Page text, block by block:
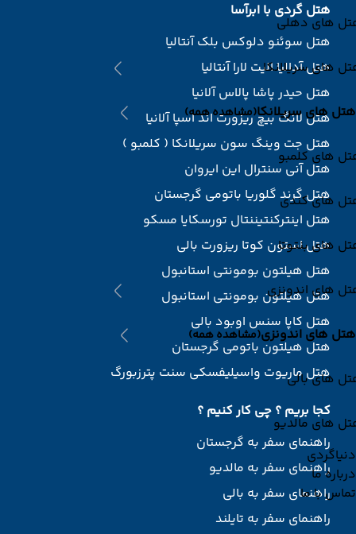
های دهلی
های سریلانکا
هتل های سریلانکا(مشاهده همه)
های کلمبو
های کندی
های بنتوتا
های اندونزی
هتل های اندونزی(مشاهده همه)
های بالی
های مالدیو
دنیاگردی
درباره ما
تماس با ما
هتل گردی با ابرآسا
هتل سوئنو دلوکس بلک آنتالیا
هتل آدالیا الیت لارا آنتالیا
هتل حیدر پاشا پالاس آلانیا
هتل لانگ بیچ ریزورت اند اسپا آلانیا
هتل جت وینگ سون سریلانکا ( کلمبو )
هتل آنی سنترال این ایروان
هتل گرند گلوریا باتومی گرجستان
هتل اینترکنتیننتال تورسکایا مسکو
هتل استون کوتا ریزورت بالی
هتل هیلتون بومونتی استانبول
هتل هیلتون بومونتی استانبول
هتل کاپا سنس اوبود بالی
هتل هیلتون باتومی گرجستان
هتل ماریوت واسیلیفسکی سنت پترزبورگ
کجا بریم ؟ چی کار کنیم ؟
راهنمای سفر به گرجستان
راهنمای سفر به مالدیو
راهنمای سفر به بالی
راهنمای سفر به تایلند